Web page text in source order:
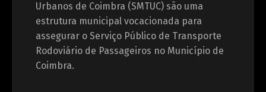
Urbanos de Coimbra (SMTUC) são uma
estrutura municipal vocacionada para
assegurar o Serviço Público de Transporte
Rodoviário de Passageiros no Município de
Coimbra.